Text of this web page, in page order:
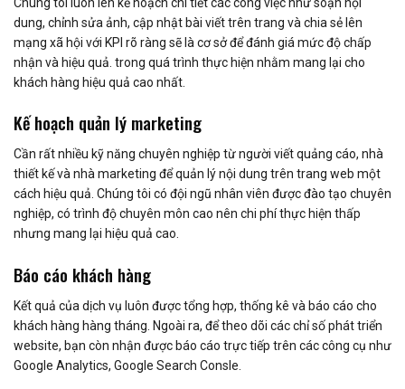
dung, chỉnh sửa ảnh, cập nhật bài viết trên trang và chia sẻ lên
mạng xã hội với KPI rõ ràng sẽ là cơ sở để đánh giá mức độ chấp
nhận và hiệu quả. trong quá trình thực hiện nhằm mang lại cho
khách hàng hiệu quả cao nhất.
Kế hoạch quản lý marketing
Cần rất nhiều kỹ năng chuyên nghiệp từ người viết quảng cáo, nhà
thiết kế và nhà marketing để quản lý nội dung trên trang web một
cách hiệu quả. Chúng tôi có đội ngũ nhân viên được đào tạo chuyên
nghiệp, có trình độ chuyên môn cao nên chi phí thực hiện thấp
nhưng mang lại hiệu quả cao.
Báo cáo khách hàng
Kết quả của dịch vụ luôn được tổng hợp, thống kê và báo cáo cho
khách hàng hàng tháng. Ngoài ra, để theo dõi các chỉ số phát triển
website, bạn còn nhận được báo cáo trực tiếp trên các công cụ như
Google Analytics, Google Search Consle.